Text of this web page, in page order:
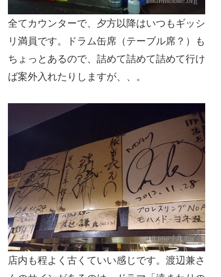
全てカウンターで、夕方以降はいつもギッシ
リ満員です。ドラム缶席（テーブル席？）も
ちょっとあるので、詰めて詰めて詰めて行け
ば案外入れたりしますが、、。
店内も程よく古くていい感じです。渡辺兼さ